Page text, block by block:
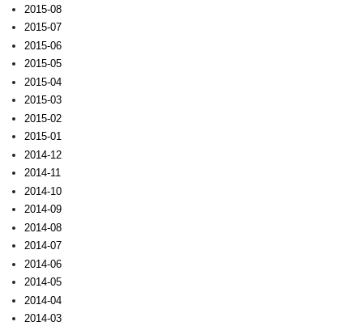
2015-08
2015-07
2015-06
2015-05
2015-04
2015-03
2015-02
2015-01
2014-12
2014-11
2014-10
2014-09
2014-08
2014-07
2014-06
2014-05
2014-04
2014-03